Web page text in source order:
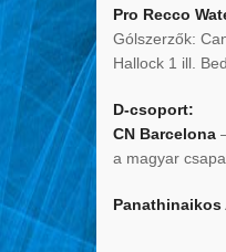
Pro Recco
Gólszerzők:
Hallock 1 ill.
D-csoport:
CN Barcelona
a magyar
Panathinaikos